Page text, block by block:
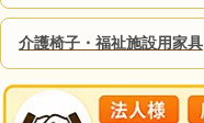
介護椅子・福祉施設用家具